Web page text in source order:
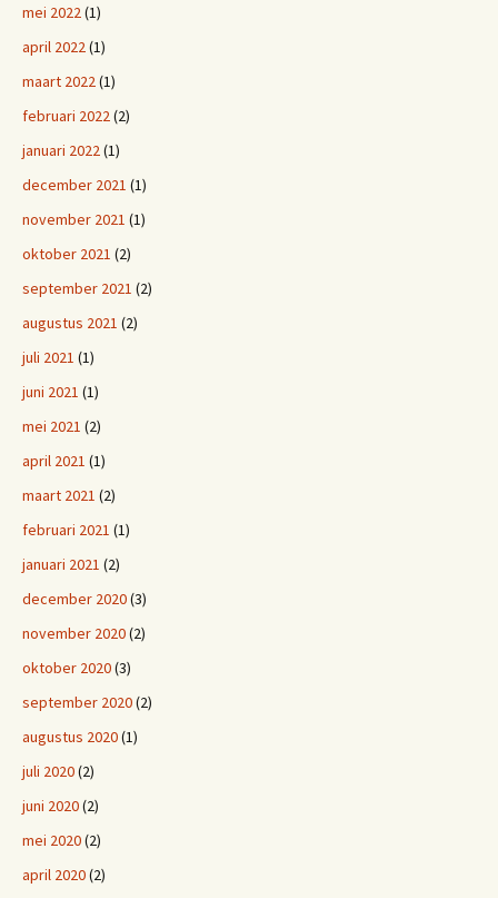
mei 2022(1)
april 2022(1)
maart 2022(1)
februari 2022(2)
januari 2022(1)
december 2021 (1)
november 2021 (1)
oktober 2021 (2)
september 2021 (2)
augustus 2021 (2)
juli 2021 (1)
juni 2021 (1)
mei 2021 (2)
april 2021 (1)
maart 2021 (2)
februari 2021 (1)
januari 2021 (2)
december 2020(3)
november 2020(2)
oktober 2020(3)
september 2020(2)
augustus 2020(1)
juli 2020(2)
juni 2020(2)
mei 2020(2)
april 2020(2)